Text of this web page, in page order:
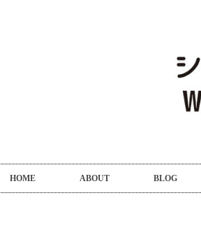
HOME ABOUT BLOG